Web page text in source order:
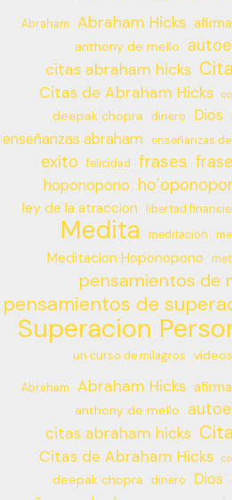
Abraham Abraham Hicks
anthony de mello
citas abraham hicks
Citas de Abraham Hicks
deepak chopra dinero Dios
enseñanzas abraham enseñanzas
exito felicidad frases
hoponopono
ley de la atraccion libertad
Medita meditacion
Meditacion Hoponopono
pensamientos de
pensamientos de
Superacion
un curso de milagros
Abraham Abraham Hicks
anthony de mello
citas abraham hicks
Citas de Abraham Hicks
deepak chopra dinero Dios